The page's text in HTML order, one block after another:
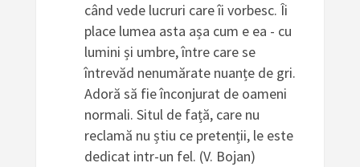
când vede lucruri care îi vorbesc. Îi
place lumea asta așa cum e ea - cu
lumini și umbre, între care se
întrevăd nenumărate nuanțe de gri.
Adoră să fie înconjurat de oameni
normali. Situl de față, care nu
reclamă nu știu ce pretenții, le este
dedicat intr-un fel. (V. Bojan)